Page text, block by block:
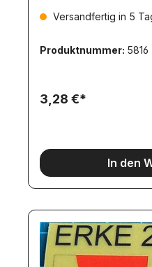
Versandfertig in 5
Produktnummer: 5816
3,28 €*
In den